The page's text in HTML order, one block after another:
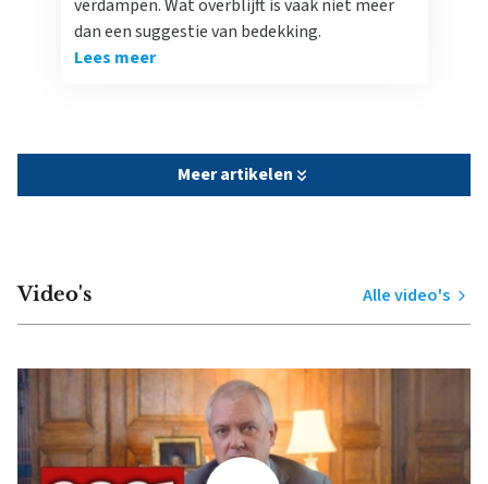
verdampen. Wat overblijft is vaak niet meer
dan een suggestie van bedekking.
Lees meer
Meer artikelen
Video's Alle video's